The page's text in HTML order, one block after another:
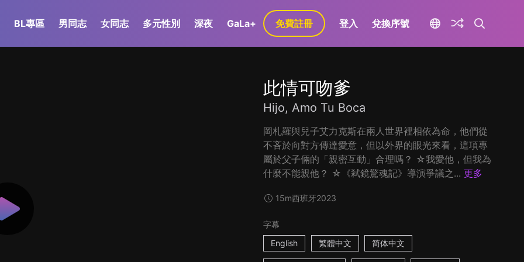
BL專區 男同志 女同志 多元性別 深夜 GaLa+ 免費註冊 登入 兌換序號
此情可吻爹
Hijo, Amo Tu Boca
岡札羅與兒子艾力克斯在兩人世界裡相依為命，他們從
不吝於向對方傳達愛意，但以外界的眼光來看，這項專
屬於父子倆的「親密互動」合理嗎？ ☆我愛他，但我為
什麼不能親他？ ☆《弒鏡驚魂記》導演爭議之... 更多
15m西班牙2023
字幕
English
繁體中文 简体中文